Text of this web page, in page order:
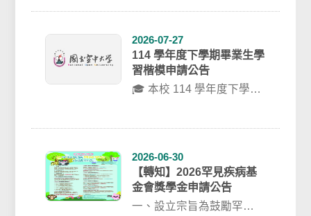
2026-07-27
114 學年度下學期畢業生學
習楷模申請公告
🎓 本校 114 學年度下學期
2026-06-30
【轉知】2026罕見疾病基
金會獎學金申請公告
一、設立宗旨為鼓勵罕見